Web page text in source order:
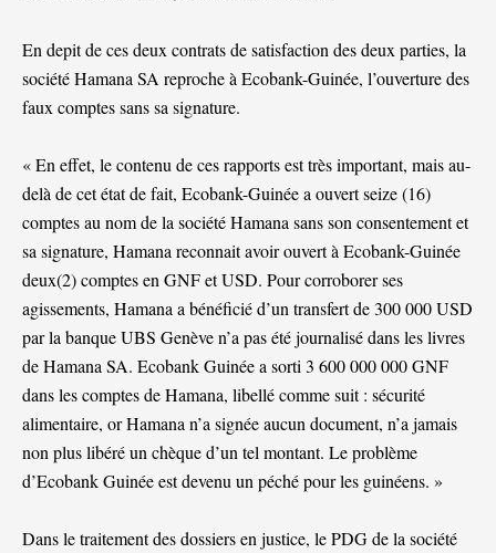
En depit de ces deux contrats de satisfaction des deux parties, la
société Hamana SA reproche à Ecobank-Guinée, l’ouverture des
faux comptes sans sa signature.
« En effet, le contenu de ces rapports est très important, mais au-
delà de cet état de fait, Ecobank-Guinée a ouvert seize (16)
comptes au nom de la société Hamana sans son consentement et
sa signature, Hamana reconnait avoir ouvert à Ecobank-Guinée
deux(2) comptes en GNF et USD. Pour corroborer ses
agissements, Hamana a bénéficié d’un transfert de 300 000 USD
par la banque UBS Genève n’a pas été journalisé dans les livres
de Hamana SA. Ecobank Guinée a sorti 3 600 000 000 GNF
dans les comptes de Hamana, libellé comme suit : sécurité
alimentaire, or Hamana n’a signée aucun document, n’a jamais
non plus libéré un chèque d’un tel montant. Le problème
d’Ecobank Guinée est devenu un péché pour les guinéens. »
Dans le traitement des dossiers en justice, le PDG de la société